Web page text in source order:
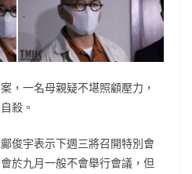
，一名母親疑不堪照顧壓力，
殺。
俊宇表示下週三將召開特別會
於九月一般不會舉行會議，但